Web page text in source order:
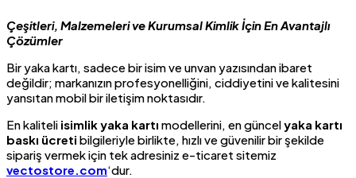
Çeşitleri, Malzemeleri ve Kurumsal Kimlik İçin En Avantajlı
Çözümler
Bir yaka kartı, sadece bir isim ve unvan yazısından ibaret
değildir; markanızın profesyonelliğini, ciddiyetini ve kalitesini
yansıtan mobil bir iletişim noktasıdır.
En kaliteli isimlik yaka kartı modellerini, en güncelyaka kartı
baskı ücreti bilgileriyle birlikte, hızlı ve güvenilir bir şekilde
sipariş vermek için tek adresiniz e-ticaret sitemiz
vectostore.com‘dur.